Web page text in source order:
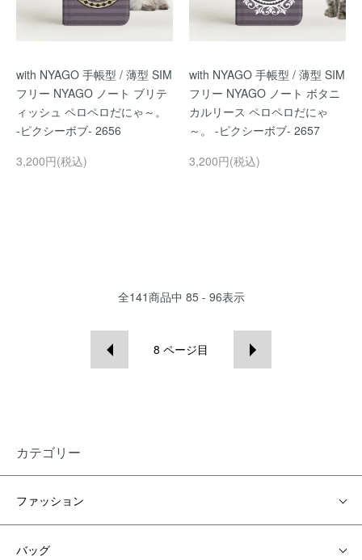
with NYAGO 手帳型 / 薄型 SIM
フリー NYAGO ノート ブリテ
ィッシュ ペロペロだにゃ～。
-ピクシーボブ- 2656
3,200円(税込)
with NYAGO 手帳型 / 薄型 SIM
フリー NYAGO ノート ボタニ
カルリース ペロペロだにゃ
～。 -ピクシーボブ- 2657
3,200円(税込)
全141商品中 85 - 96表示
8 ページ目
カテゴリー
ファッション
バッグ